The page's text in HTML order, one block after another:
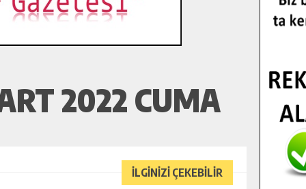
2022 CUMA
İLGİNİZİ ÇEKEBİLİR